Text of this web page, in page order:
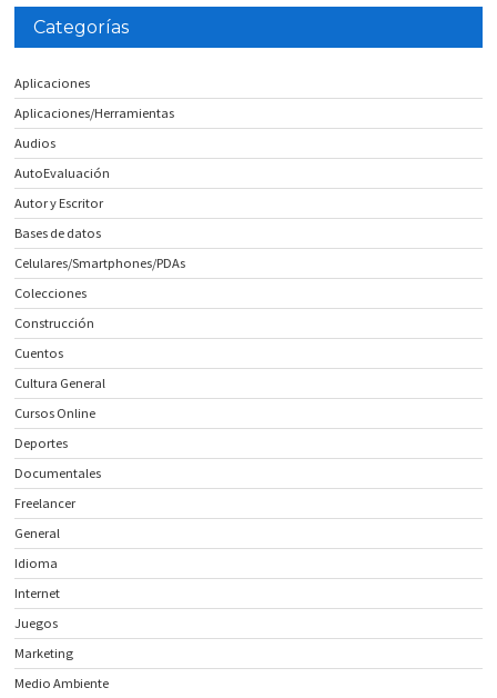
Categorías
Aplicaciones
Aplicaciones/Herramientas
Audios
AutoEvaluación
Autor y Escritor
Bases de datos
Celulares/Smartphones/PDAs
Colecciones
Construcción
Cuentos
Cultura General
Cursos Online
Deportes
Documentales
Freelancer
General
Idioma
Internet
Juegos
Marketing
Medio Ambiente